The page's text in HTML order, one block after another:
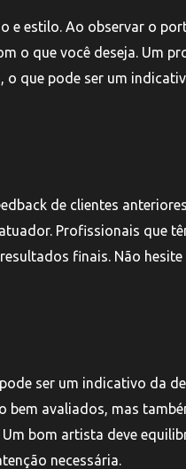
e estilo. Ao observar o
o que você deseja. Um
que pode ser um
de clientes
Profissionais que
finais. Não
ser um indicativo da
bem avaliados, mas
bom artista deve
necessária.